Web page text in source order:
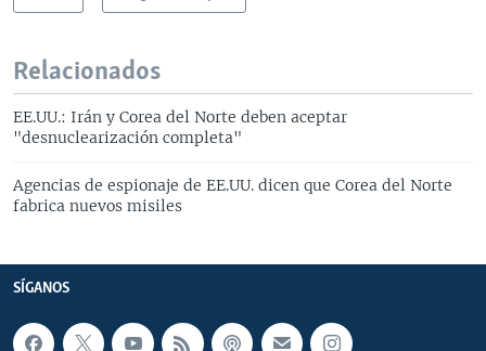
Relacionados
EE.UU.: Irán y Corea del Norte deben aceptar
"desnuclearización completa"
Agencias de espionaje de EE.UU. dicen que Corea del Norte
fabrica nuevos misiles
SÍGANOS